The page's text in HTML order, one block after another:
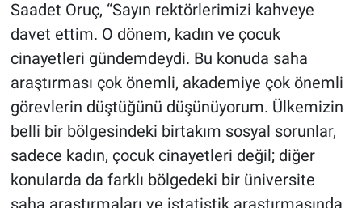
Saadet Oruç, “Sayın rektörlerimizi kahveye
davet ettim. O dönem, kadın ve çocuk
cinayetleri gündemdeydi. Bu konuda saha
araştırması çok önemli, akademiye çok önemli
görevlerin düştüğünü düşünüyorum. Ülkemizin
belli bir bölgesindeki birtakım sosyal sorunlar,
sadece kadın, çocuk cinayetleri değil; diğer
konularda da farklı bölgedeki bir üniversite
saha araştırmaları ve istatistik araştırmasında